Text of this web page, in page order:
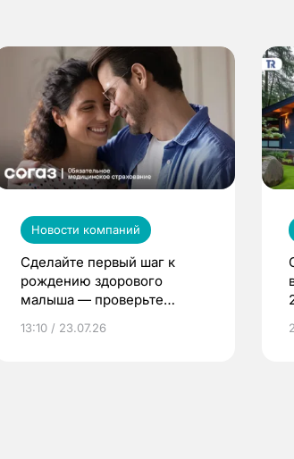
Новости компаний
Сделайте первый шаг к
рождению здорового
малыша — проверьте
по ОМС!
13:10 / 23.07.26